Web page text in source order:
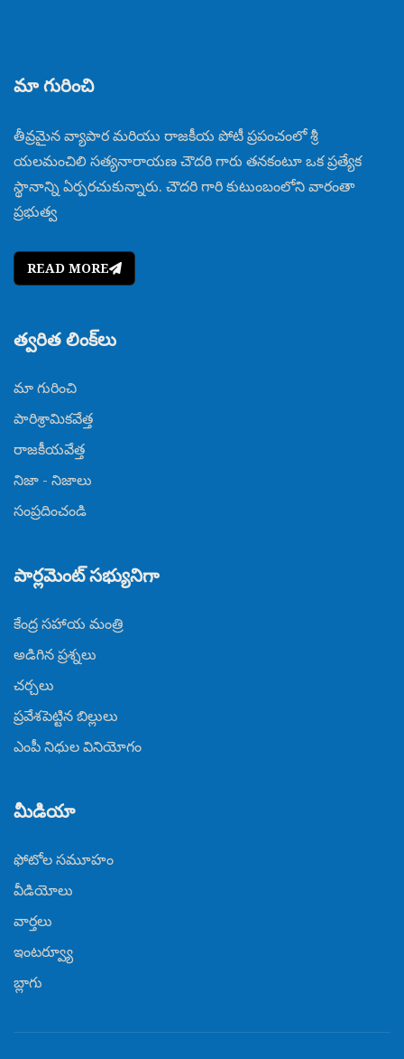
మా గురించి
తీవ్రమైన వ్యాపార మరియు రాజకీయ పోటీ ప్రపంచంలో శ్రీ
యలమంచిలి సత్యనారాయణ చౌదరి గారు తనకంటూ ఒక ప్రత్యేక
స్థానాన్ని ఏర్పరచుకున్నారు. చౌదరి గారి కుటుంబంలోని వారంతా
ప్రభుత్వ
READ MORE
త్వరిత లింక్‌లు
మా గురించి
పారిశ్రామికవేత్త
రాజకీయవేత్త
నిజా - నిజాలు
సంప్రదించండి
పార్లమెంట్ సభ్యునిగా
కేంద్ర సహాయ మంత్రి
అడిగిన ప్రశ్నలు
చర్చలు
ప్రవేశపెట్టిన బిల్లులు
ఎంపీ నిధుల వినియోగం
మీడియా
ఫోటోల సమూహం
వీడియోలు
వార్తలు
ఇంటర్వ్యూ
బ్లాగు